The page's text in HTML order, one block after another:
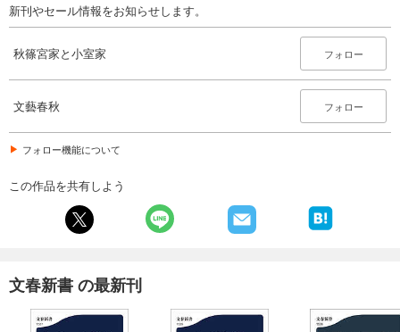
新刊やセール情報をお知らせします。
秋篠宮家と小室家 フォロー
文藝春秋 フォロー
フォロー機能について
この作品を共有しよう
文春新書 の最新刊